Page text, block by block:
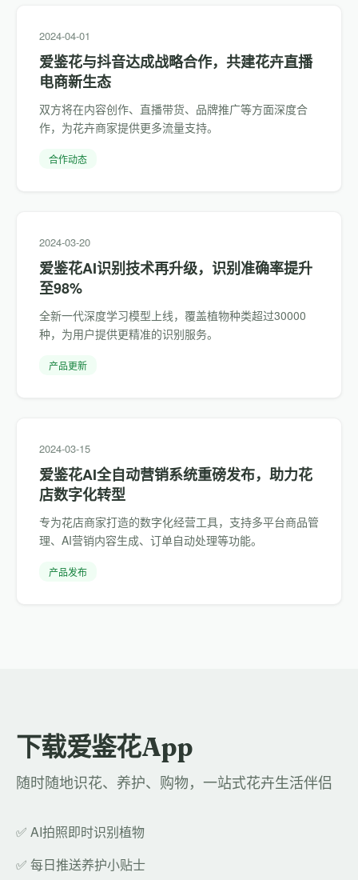
2024-04-01
爱鉴花与抖音达成战略合作，共建花卉直播
电商新生态
双方将在内容创作、直播带货、品牌推广等方面深度合
作，为花卉商家提供更多流量支持。
合作动态
2024-03-20
爱鉴花AI识别技术再升级，识别准确率提升
至98%
全新一代深度学习模型上线，覆盖植物种类超过30000
种，为用户提供更精准的识别服务。
产品更新
2024-03-15
爱鉴花AI全自动营销系统重磅发布，助力花
店数字化转型
专为花店商家打造的数字化经营工具，支持多平台商品管
理、AI营销内容生成、订单自动处理等功能。
产品发布
下载爱鉴花App
随时随地识花、养护、购物，一站式花卉生活伴侣
✅ AI拍照即时识别植物
✅ 每日推送养护小贴士